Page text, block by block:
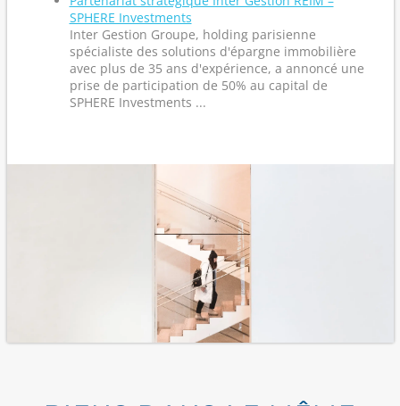
SPHERE Investments
Inter Gestion Groupe, holding parisienne
spécialiste des solutions d'épargne immobilière
avec plus de 35 ans d'expérience, a annoncé une
prise de participation de 50% au capital de
SPHERE Investments ...